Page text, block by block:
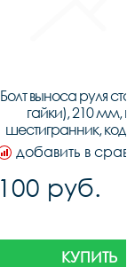
Болт выноса руля
гайки), 210 мм,
шестигранник, код
добавить в
100 руб.
КУПИТЬ